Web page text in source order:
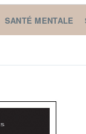
SANTÉ MENTALE